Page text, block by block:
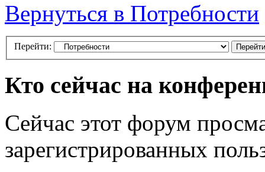
Вернуться в Потребности
Перейти:
Кто сейчас на
Сейчас этот форум
зарегистрированных